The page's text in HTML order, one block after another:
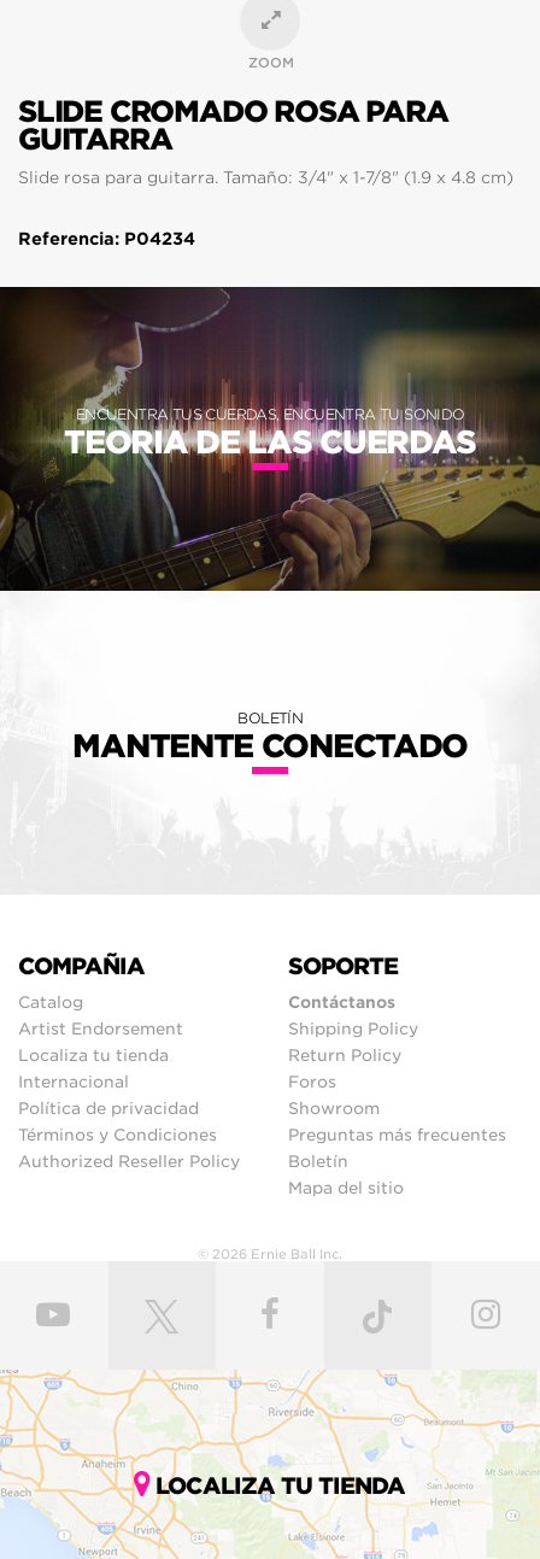
ZOOM
SLIDE CROMADO ROSA PARA
GUITARRA
Slide rosa para guitarra. Tamaño: 3/4" x 1-7/8" (1.9 x 4.8 cm)
Referencia: P04234
ENCUENTRA TUS CUERDAS, ENCUENTRA TU SONIDO
TEORIA DE LAS CUERDAS
BOLETÍN
MANTENTE CONECTADO
COMPAÑIA
Catalog
Artist Endorsement
Localiza tu tienda
Internacional
Política de privacidad
Términos y Condiciones
Authorized Reseller Policy
SOPORTE
Contáctanos
Shipping Policy
Return Policy
Foros
Showroom
Preguntas más frecuentes
Boletín
Mapa del sitio
© 2026 Ernie Ball Inc.
LOCALIZA TU TIENDA